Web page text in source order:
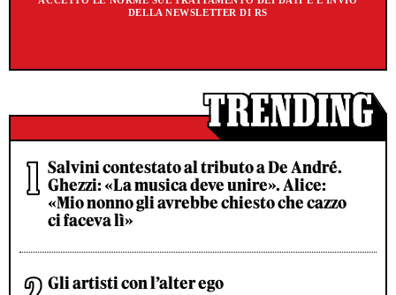
DELLA NEWSLETTER DI RS
Salvini contestato al tributo a De André.
Ghezzi: «La musica deve unire». Alice:
«Mio nonno gli avrebbe chiesto che cazzo
ci faceva lì»
Gli artisti con l’alter ego